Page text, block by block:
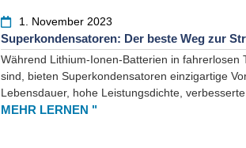
1. November 2023
Superkondensatoren: Der beste Weg zur
Während Lithium-Ionen-Batterien in
sind, bieten Superkondensatoren einzigartige
Lebensdauer, hohe Leistungsdichte,
MEHR LERNEN "